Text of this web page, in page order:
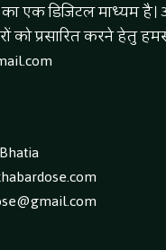
एक डिजिटल माध्यम है।
को प्रसारित करने हेतु